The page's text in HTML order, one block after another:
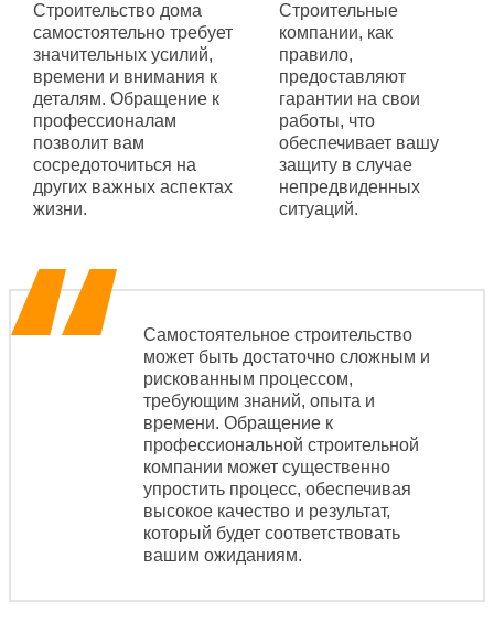
Строительство дома
самостоятельно требует
значительных усилий,
времени и внимания к
деталям. Обращение к
профессионалам
позволит вам
сосредоточиться на
других важных аспектах
жизни.
Строительные
компании, как
правило,
предоставляют
гарантии на свои
работы, что
обеспечивает вашу
защиту в случае
непредвиденных
ситуаций.
Самостоятельное строительство
может быть достаточно сложным и
рискованным процессом,
требующим знаний, опыта и
времени. Обращение к
профессиональной строительной
компании может существенно
упростить процесс, обеспечивая
высокое качество и результат,
который будет соответствовать
вашим ожиданиям.